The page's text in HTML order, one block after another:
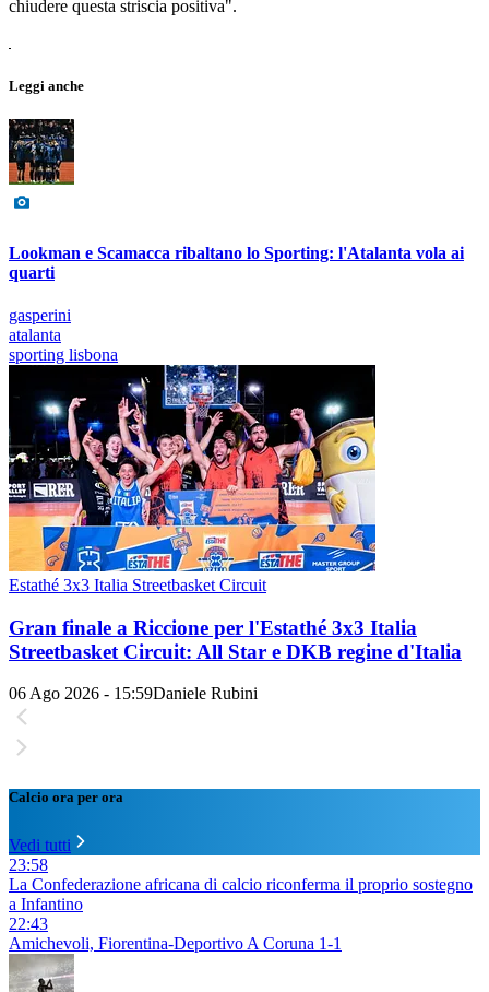
chiudere questa striscia positiva".
Leggi anche
Lookman e Scamacca ribaltano lo Sporting: l'Atalanta vola ai
quarti
gasperini
atalanta
sporting lisbona
Estathé 3x3 Italia Streetbasket Circuit
Gran finale a Riccione per l'Estathé 3x3 Italia
Streetbasket Circuit: All Star e DKB regine d'Italia
06 Ago 2026 - 15:59Daniele Rubini
Calcio ora per ora
Vedi tutti
23:58
La Confederazione africana di calcio riconferma il proprio sostegno
a Infantino
22:43
Amichevoli, Fiorentina-Deportivo A Coruna 1-1